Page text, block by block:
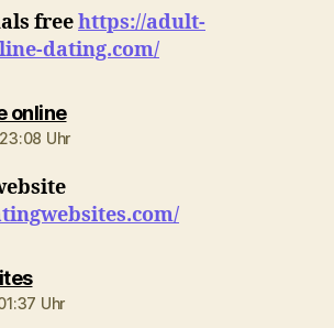
freehttps://adult-
dating.com/
onlinesagt:
Uhr
sagt:
Uhr